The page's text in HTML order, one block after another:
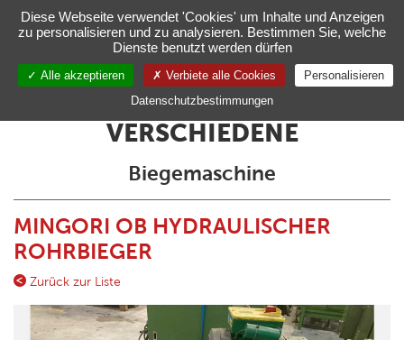
DE
VERSCHIEDENE
Biegemaschine
MINGORI OB HYDRAULISCHER
ROHRBIEGER
Zurück zur Liste
Verwaltung Ihrer Cookie-Einstellungen
Diese Webseite verwendet 'Cookies' um Inhalte und Anzeigen
zu personalisieren und zu analysieren. Bestimmen Sie, welche
Dienste benutzt werden dürfen
Alle akzeptieren Verbiete alle Cookies
Personalisieren
Datenschutzbestimmungen